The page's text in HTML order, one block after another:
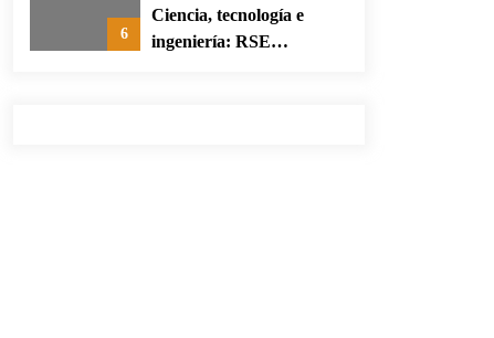
6
Ciencia, tecnología e
ingeniería: RSE